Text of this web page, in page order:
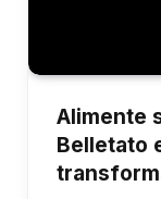
Alimente
Belletato